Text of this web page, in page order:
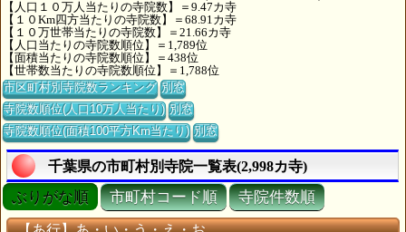
【人口１０万人当たりの寺院数】＝9.47カ寺
【１０Km四方当たりの寺院数】＝68.91カ寺
【１０万世帯当たりの寺院数】＝21.66カ寺
【人口当たりの寺院数順位】＝1,789位
【面積当たりの寺院数順位】＝438位
【世帯数当たりの寺院数順位】＝1,788位
市区町村別寺院数ランキング 別窓
寺院数順位(人口10万人当たり) 別窓
寺院数順位(面積100平方Km当たり) 別窓
千葉県の市町村別寺院一覧表(2,998カ寺)
ぶりがな順 市町村コード順 寺院件数順